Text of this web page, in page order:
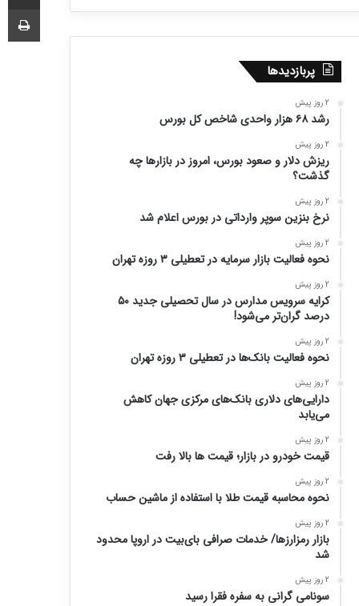
پربازدیدها
2 روز پیش
رشد ۶۸ هزار واحدی شاخص کل بورس
2 روز پیش
ریزش دلار و صعود بورس، امروز در بازارها چه
گذشت؟
2 روز پیش
نرخ بنزین سوپر وارداتی در بورس اعلام شد
2 روز پیش
نحوه فعالیت بازار سرمایه در تعطیلی ۳ روزه تهران
2 روز پیش
کرایه سرویس مدارس در سال تحصیلی جدید ۵۰
درصد گران‌تر می‌شود!
2 روز پیش
نحوه فعالیت بانک‌ها در تعطیلی ۳ روزه تهران
2 روز پیش
دارایی‌های دلاری بانک‌های مرکزی جهان کاهش
می‌یابد
2 روز پیش
قیمت خودرو در بازار؛ قیمت ها بالا رفت
2 روز پیش
نحوه محاسبه قیمت طلا با استفاده از ماشین حساب
2 روز پیش
بازار رمزارزها/ خدمات صرافی بای‌بیت در اروپا محدود
شد
2 روز پیش
سونامی گرانی به سفره فقرا رسید